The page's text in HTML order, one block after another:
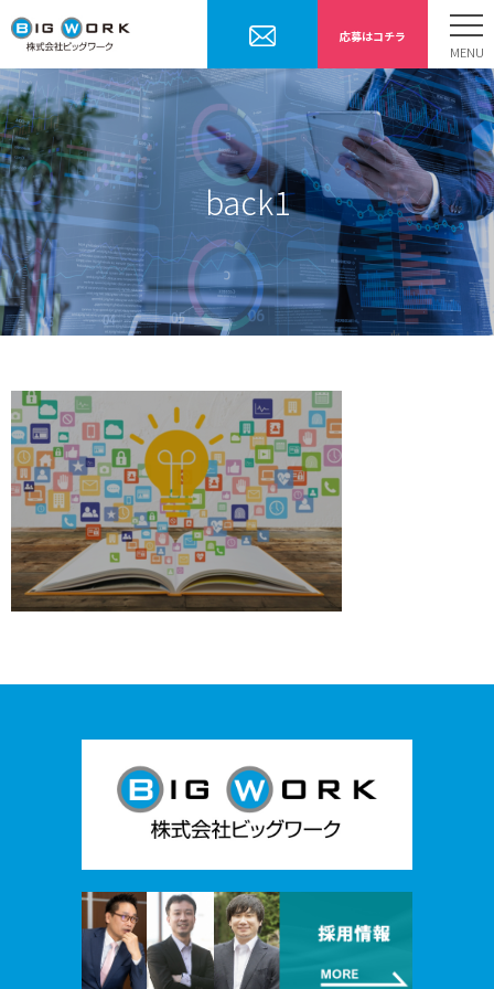
ホーム
お仕事内容
勤務までの流れ
採用情報
会社案内
お問合せ
応募はコチラ
back1